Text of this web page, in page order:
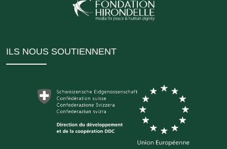
ILS NOUS SOUTIENNENT